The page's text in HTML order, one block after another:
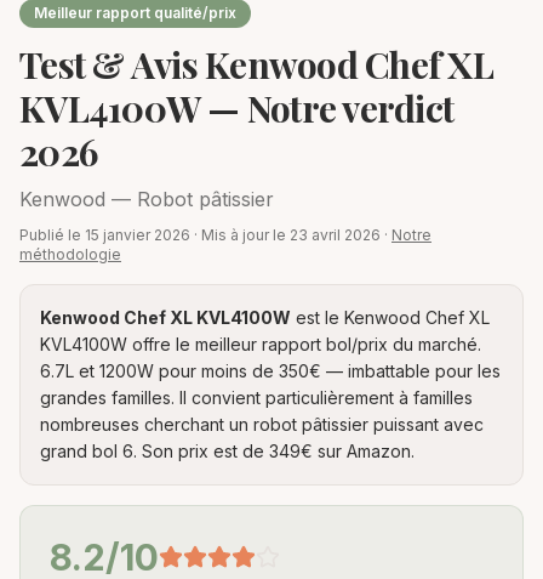
Meilleur rapport qualité/prix
Test & AvisKenwood Chef XL
KVL4100W— Notre verdict
2026
Kenwood — Robot pâtissier
Publié le 15 janvier 2026 · Mis à jour le 23 avril 2026 · Notre
méthodologie
Kenwood Chef XL KVL4100W est le Kenwood Chef XL
KVL4100W offre le meilleur rapport bol/prix du marché.
6.7L et 1200W pour moins de 350€ — imbattable pour les
grandes familles. Il convient particulièrement à familles
nombreuses cherchant un robot pâtissier puissant avec
grand bol 6. Son prix est de 349€ sur Amazon.
8.2/10